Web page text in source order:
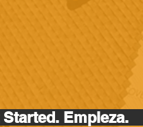
Started. Empieza.